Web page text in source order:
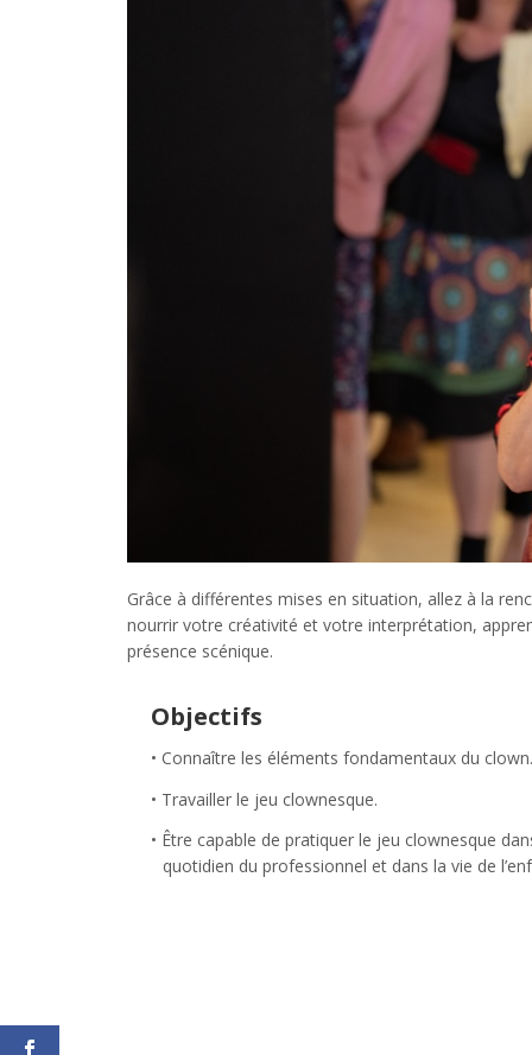
Grâce à différentes mises en situation, allez à la
nourrir votre créativité et votre interprétation,
présence scénique.
Objectifs
Connaître les éléments fondamentaux du clown.
Travailler le jeu clownesque.
Être capable de pratiquer le jeu clownesque
quotidien du professionnel et dans la vie de